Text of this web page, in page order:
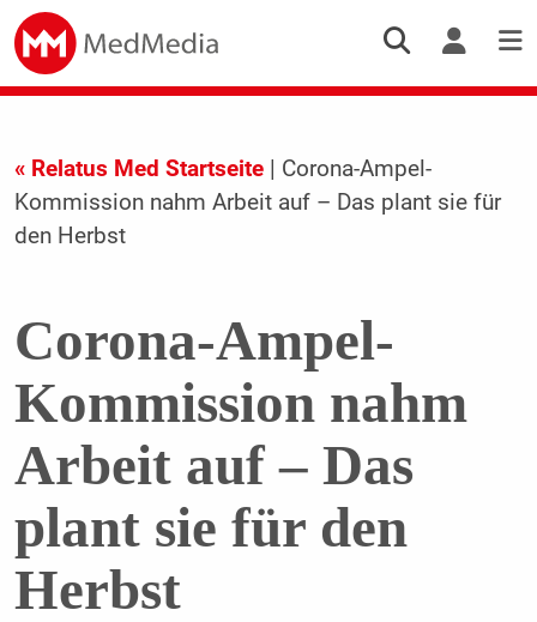
« Relatus Med Startseite| Corona-Ampel-
Kommission nahm Arbeit auf – Das plant sie für
den Herbst
Corona-Ampel-
Kommission nahm
Arbeit auf – Das
plant sie für den
Herbst